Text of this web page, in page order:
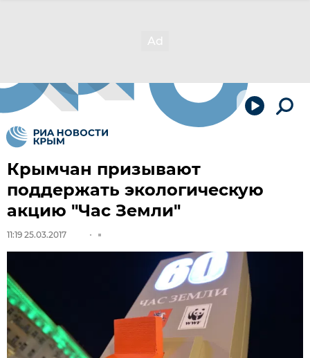
Крымчан призывают
поддержать экологическую
акцию "Час Земли"
11:19 25.03.2017